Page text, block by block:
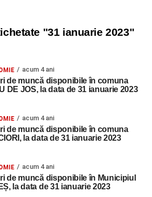
"31 ianuarie 2023"
acum 4 ani
de muncă disponibile în comuna
DE JOS, la data de 31 ianuarie 2023
acum 4 ani
de muncă disponibile în comuna
la data de 31 ianuarie 2023
acum 4 ani
de muncă disponibile în Municipiul
la data de 31 ianuarie 2023